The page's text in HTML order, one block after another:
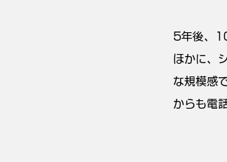
5年後、
ほかに、
な規模感
からも電